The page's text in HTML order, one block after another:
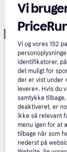
Flexi-line New
Annonce
Vi
Vi og vores152
identifikatorer,
det muligt for
der er vist under
levere«. Hvis du
samtykke
deaktiveret, er
ikke så relevant
menu igen for at
tilbage når som
nederst på